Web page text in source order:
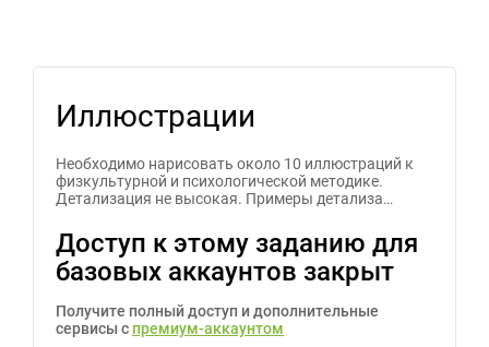
Иллюстрации
Необходимо нарисовать около 10 иллюстраций к
физкультурной и психологической методике.
Детализация не высокая. Примеры детализа…
Доступ к этому заданию для
базовых аккаунтов закрыт
Получите полный доступ и дополнительные
сервисы с премиум-аккаунтом